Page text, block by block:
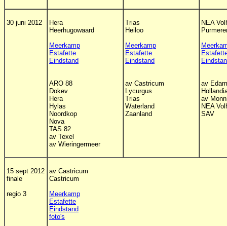
30 juni 2012
Hera
Heerhugowaard
Meerkamp
Estafette
Eindstand
ARO 88
Dokev
Hera
Hylas
Noordkop
Nova
TAS 82
av Texel
av Wieringermeer
Trias
Heiloo
Meerkamp
Estafette
Eindstand
av Castricum
Lycurgus
Trias
Waterland
Zaanland
NEA
av Edam
av
NEA
SAV
15 sept 2012
finale
regio 3
av Castricum
Castricum
Meerkamp
Estafette
Eindstand
foto's